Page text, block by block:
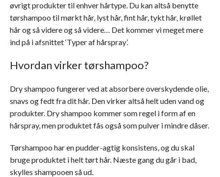
øvrigt produkter til enhver hårtype. Du kan altså benytte
tørshampoo til mørkt hår, lyst hår, fint hår, tykt hår, krøllet
hår og så videre og så videre… Det kommer vi meget mere
ind på i afsnittet ‘Typer af hårspray’.
Hvordan virker tørshampoo?
Dry shampoo fungerer ved at absorbere overskydende olie,
snavs og fedt fra dit hår. Den virker altså helt uden vand og
produkter. Dry shampoo kommer som regel i form af en
hårspray, men produktet fås også som pulver i mindre dåser.
Tørshampoo har en pudder-agtig konsistens, og du skal
bruge produktet i helt tørt hår. Næste gang du går i bad,
skylles shampooen så ud.